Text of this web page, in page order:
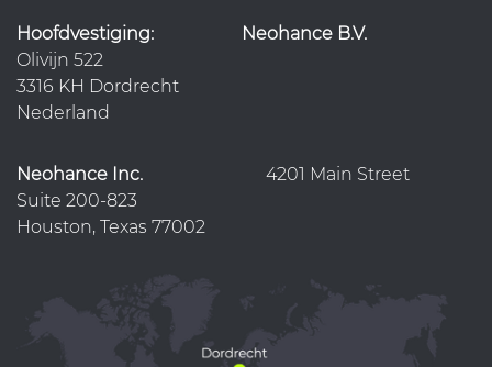
Hoofdvestiging:
Neohance B.V.
Olivijn 522
3316 KH Dordrecht
Nederland
Neohance Inc.
4201 Main Street
Suite 200-823
Houston, Texas 77002